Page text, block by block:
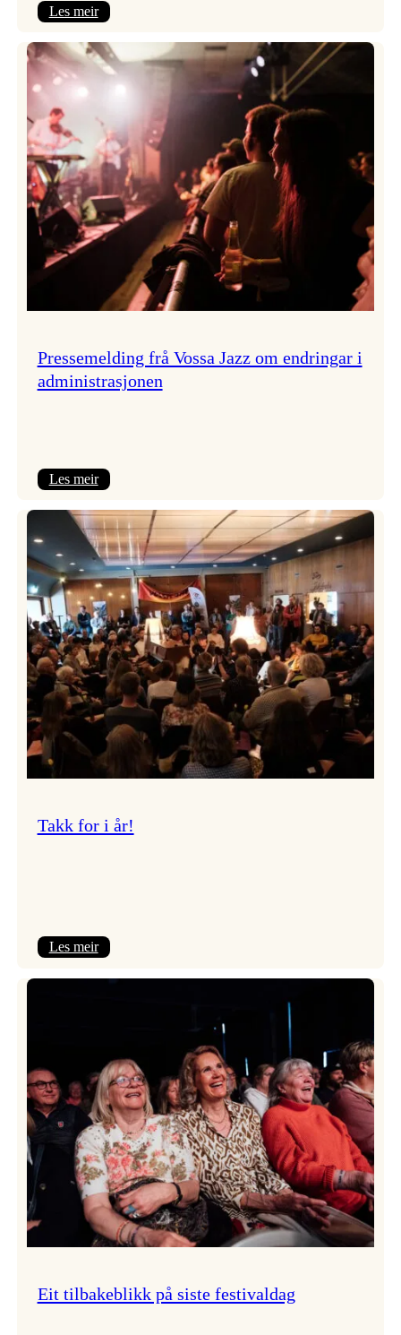
Les meir:
Jazz
søkjer
Pressemelding frå Vossa Jazz om endringar i
administrasjonen
Les meir:
frå
Vossa
Jazz
om
endringar
i
administrasjonen
Takk for i år!
Les meir:
Eit tilbakeblikk på siste festivaldag